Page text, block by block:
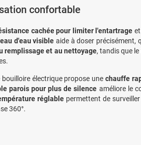
confortable
cachée pour limiter l'entartrage
d'eau visible aide à doser précisément,
remplissage et au nettoyage, tandis que
électrique propose unechauffe
parois pour plus de silence améliore le
réglablepermettent de
360°.